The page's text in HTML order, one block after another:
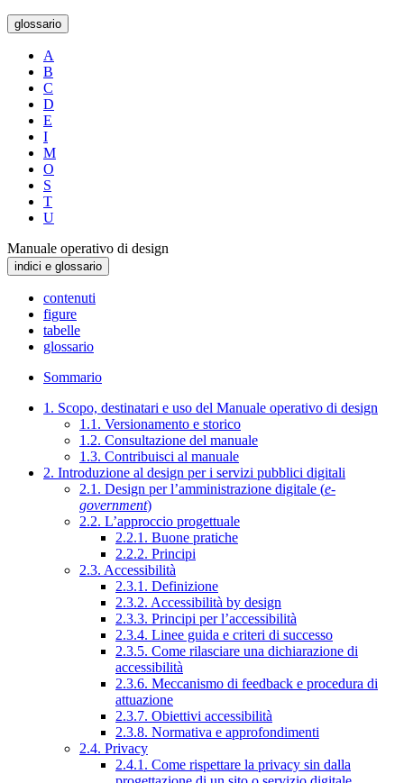
glossario
A
B
C
D
E
I
M
O
S
T
U
Manuale operativo di design
indici e glossario
contenuti
figure
tabelle
glossario
Sommario
1. Scopo, destinatari e uso del Manuale operativo di design
1.1. Versionamento e storico
1.2. Consultazione del manuale
1.3. Contribuisci al manuale
2. Introduzione al design per i servizi pubblici digitali
2.1. Design per l’amministrazione digitale (e-
government)
2.2. L’approccio progettuale
2.2.1. Buone pratiche
2.2.2. Principi
2.3. Accessibilità
2.3.1. Definizione
2.3.2. Accessibilità by design
2.3.3. Principi per l’accessibilità
2.3.4. Linee guida e criteri di successo
2.3.5. Come rilasciare una dichiarazione di
accessibilità
2.3.6. Meccanismo di feedback e procedura di
attuazione
2.3.7. Obiettivi accessibilità
2.3.8. Normativa e approfondimenti
2.4. Privacy
2.4.1. Come rispettare la privacy sin dalla